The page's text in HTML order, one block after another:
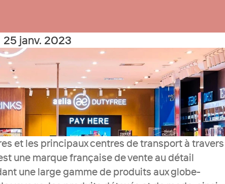
25 janv. 2023
et les principaux centres de transport à travers
une marque française de vente au détail
une large gamme de produits aux globe-